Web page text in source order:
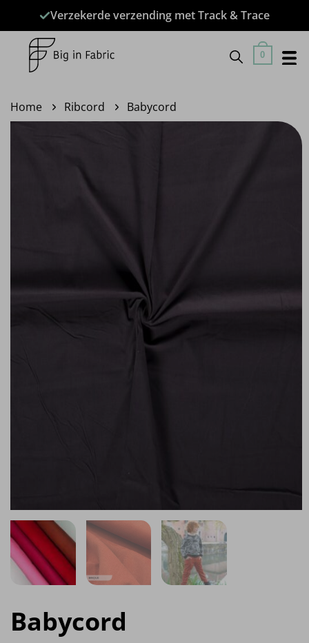
inhoud
Verzekerde verzending met Track & Trace
0
Home Ribcord Babycord
Babycord